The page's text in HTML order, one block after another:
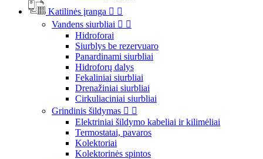
Katilinės įranga  
Vandens siurbliai  
Hidroforai
Siurblys be rezervuaro
Panardinami siurbliai
Hidroforų dalys
Fekaliniai siurbliai
Drenažiniai siurbliai
Cirkuliaciniai siurbliai
Grindinis šildymas  
Elektriniai šildymo kabeliai ir kilimėliai
Termostatai, pavaros
Kolektoriai
Kolektorinės spintos